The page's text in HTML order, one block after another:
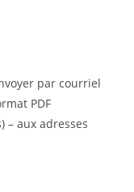
par courriel
PDF
– aux adresses